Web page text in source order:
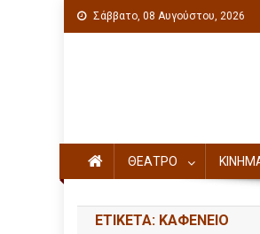
Σάββατο, 08 Αυγούστου, 2026
ΘΕΑΤΡΟ
ΕΤΙΚΈΤΑ: ΚΑΦΕΝΕΊΟ